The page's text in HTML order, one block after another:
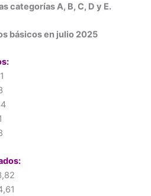
categorías A, B, C, D y E.
básicos en julio 2025